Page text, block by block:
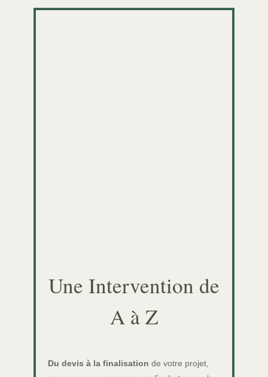
Une Intervention de
A à Z
Du devis à la finalisation de votre projet,